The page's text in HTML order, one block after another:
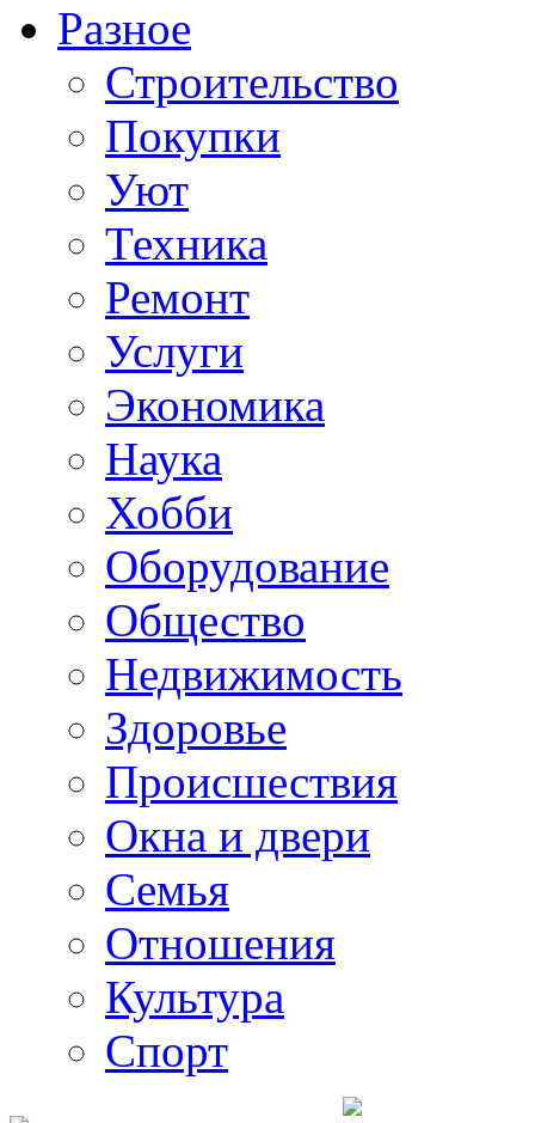
Разное
Строительство
Покупки
Уют
Техника
Ремонт
Услуги
Экономика
Наука
Хобби
Оборудование
Общество
Недвижимость
Здоровье
Происшествия
Окна и двери
Семья
Отношения
Культура
Спорт